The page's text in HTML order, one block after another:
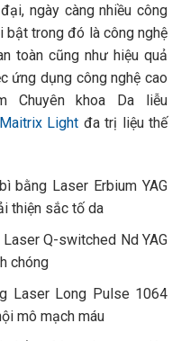
ngày càng nhiều công
bật trong đó là công nghệ
toàn cũng như hiệu quả
ứng dụng công nghệ cao
Chuyên khoa Da liễu
Light đa trị liệu thế
bằng Laser Erbium YAG
thiện sắc tố da
Q-switched Nd YAG
chóng
Laser Long Pulse 1064
mô mạch máu